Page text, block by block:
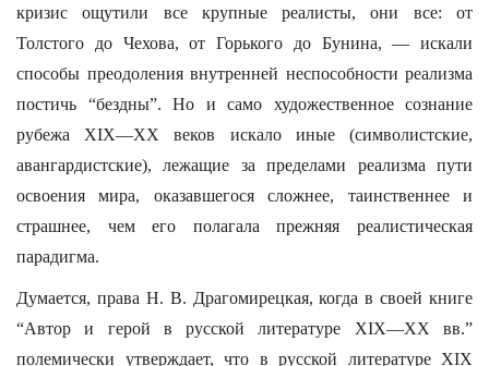
кризис ощутили все крупные реалисты, они все: от
Толстого до Чехова, от Горького до Бунина, — искали
способы преодоления внутренней неспособности реализма
постичь “бездны”. Но и само художественное сознание
рубежа XIX—XX веков искало иные (символистские,
авангардистские), лежащие за пределами реализма пути
освоения мира, оказавшегося сложнее, таинственнее и
страшнее, чем его полагала прежняя реалистическая
парадигма.
Думается, права Н. В. Драгомирецкая, когда в своей книге
“Автор и герой в русской литературе XIX—XX вв.”
полемически утверждает, что в русской литературе XIX